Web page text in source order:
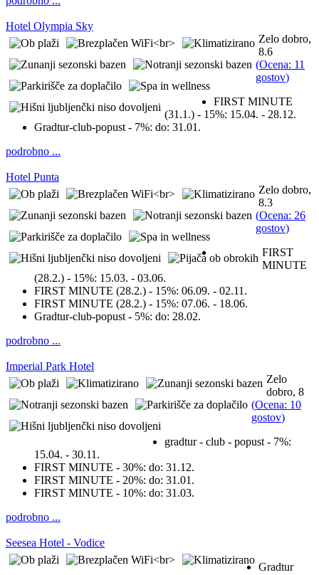
Hotel Olympia Sky
Zelo dobro,
8.6
(Ocena: 11
gostov)
FIRST MINUTE
(31.1.) - 15%: 15.04. - 28.12.
Gradtur-club-popust - 7%: do: 31.01.
podrobno ...
Hotel Punta
Zelo dobro,
8.3
(Ocena: 26
gostov)
FIRST
MINUTE
(28.2.) - 15%: 15.03. - 03.06.
FIRST MINUTE (28.2.) - 15%: 06.09. - 02.11.
FIRST MINUTE (28.2.) - 15%: 07.06. - 18.06.
Gradtur-club-popust - 5%: do: 28.02.
podrobno ...
Imperial Park Hotel
Zelo
dobro, 8
(Ocena: 10
gostov)
gradtur - club - popust - 7%:
15.04. - 30.11.
FIRST MINUTE - 30%: do: 31.12.
FIRST MINUTE - 20%: do: 31.01.
FIRST MINUTE - 10%: do: 31.03.
podrobno ...
Seesea Hotel - Vodice
Gradtur